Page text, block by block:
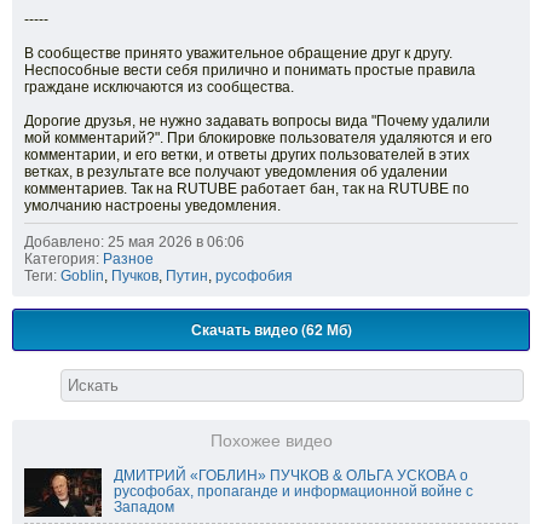
-----
В сообществе принято уважительное обращение друг к другу.
Неспособные вести себя прилично и понимать простые правила
граждане исключаются из сообщества.
Дорогие друзья, не нужно задавать вопросы вида "Почему удалили
мой комментарий?". При блокировке пользователя удаляются и его
комментарии, и его ветки, и ответы других пользователей в этих
ветках, в результате все получают уведомления об удалении
комментариев. Так на RUTUBE работает бан, так на RUTUBE по
умолчанию настроены уведомления.
Добавлено: 25 мая 2026 в 06:06
Категория: Разное
Теги: Goblin Пучков Путин русофобия
Скачать видео (62 Мб)
Похожее видео
ДМИТРИЙ «ГОБЛИН» ПУЧКОВ & ОЛЬГА УСКОВА о
русофобах, пропаганде и информационной войне с
Западом